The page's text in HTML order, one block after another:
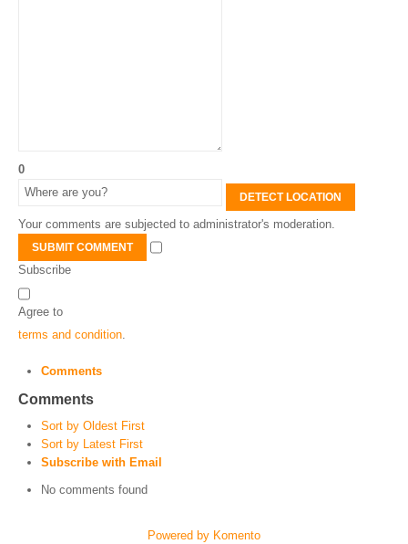
0
DETECT LOCATION
Your comments are subjected to administrator's moderation.
SUBMIT COMMENT
Subscribe
Agree to
terms and condition
Comments
Comments
Sort by Oldest First
Sort by Latest First
Subscribe with Email
No comments found
Powered by Komento